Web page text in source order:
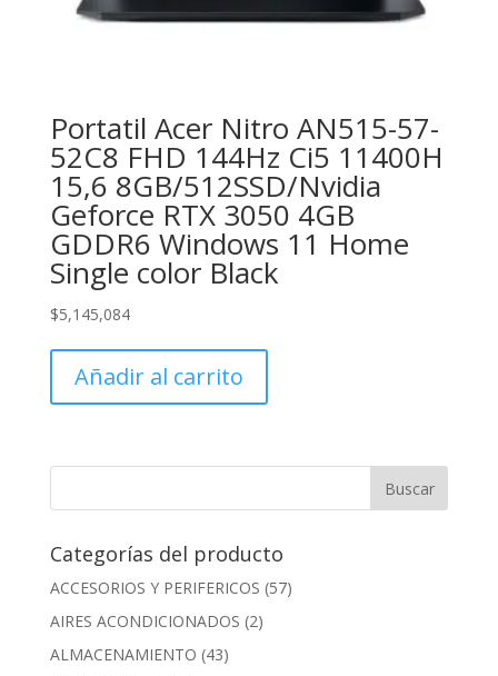
Portatil Acer Nitro AN515-57-
52C8 FHD 144Hz Ci5 11400H
15,6 8GB/512SSD/Nvidia
Geforce RTX 3050 4GB
GDDR6 Windows 11 Home
Single color Black
$5,145,084
Añadir al carrito
Categorías del producto
ACCESORIOS Y PERIFERICOS (57)
AIRES ACONDICIONADOS (2)
ALMACENAMIENTO (43)